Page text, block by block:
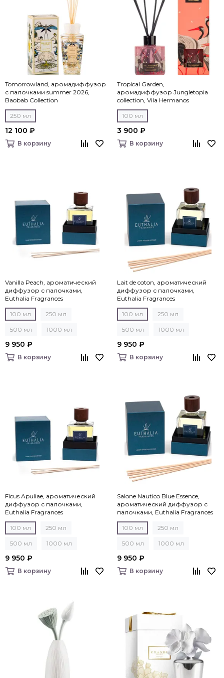
Tomorrowland, аромадиффузор
с палочками summer 2026,
Baobab Collection
250 мл
12 100 ₽
В корзину
Tropical Garden,
аромадиффузор Jungletopia
collection, Vila Hermanos
100 мл
3 900 ₽
В корзину
Vanilla Peach, ароматический
диффузор с палочками,
Euthalia Fragrances
100 мл 250 мл
500 мл 1000 мл
9 950 ₽
В корзину
Lait de coton, ароматический
диффузор с палочками,
Euthalia Fragrances
100 мл 250 мл
500 мл 1000 мл
9 950 ₽
В корзину
Ficus Apuliae, ароматический
диффузор с палочками,
Euthalia Fragrances
100 мл 250 мл
500 мл 1000 мл
9 950 ₽
В корзину
Salone Nautico Blue Essence,
ароматический диффузор с
палочками, Euthalia Fragrances
100 мл 250 мл
500 мл 1000 мл
9 950 ₽
В корзину